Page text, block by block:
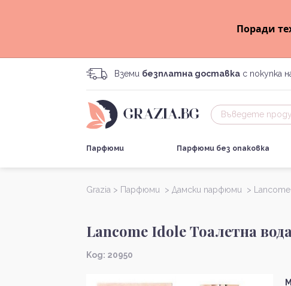
Поради
Вземи безплатна доставка с покупка
Парфюми Парфюми без опаковка
Grazia > Парфюми > Дамски парфюми > Lancome
Lancome Idole Тоалетна
Kод: 20950